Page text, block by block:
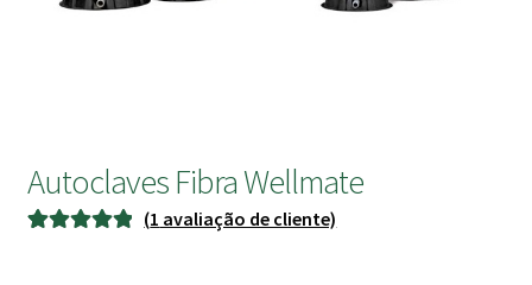
Autoclaves Fibra Wellmate
(1 avaliação de cliente)